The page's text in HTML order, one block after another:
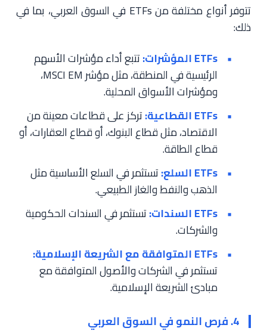
تتوفر أنواع مختلفة من ETFs في السوق العربي، بما في
ذلك:
ETFs المؤشرات:
تتبع أداء مؤشرات الأسهم
الرئيسية في المنطقة، مثل مؤشر MSCI EM،
ومؤشرات الأسواق المحلية.
ETFs القطاعية:
تركز على قطاعات معينة من
الاقتصاد، مثل قطاع البنوك، أو قطاع العقارات، أو
قطاع الطاقة.
ETFs السلع:
تستثمر في السلع الأساسية مثل
الذهب والنفط والغاز الطبيعي.
ETFs السندات:
تستثمر في السندات الحكومية
والشركات.
ETFs المتوافقة مع الشريعة الإسلامية:
تستثمر في الشركات والأصول المتوافقة مع
مبادئ الشريعة الإسلامية.
4. فرص النمو في السوق العربي